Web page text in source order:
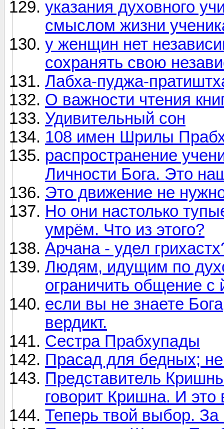
указания духовного
смыслом жизни
у женщин нет
сохранять свою
Лабха-пуджа-
О важности чтения
Удивительный сон
108 имен Шрилы
распространение
Личности Бога. Это
Это движение не
Но они настолько
умрём. Что из этого?
Арчана - удел
Людям, идущим по
ограничить общение
если вы не знаете
вердикт.
Сестра Прабхупады
Прасад для бедных;
Представитель
говорит Кришна. И это
Теперь твой выбор.